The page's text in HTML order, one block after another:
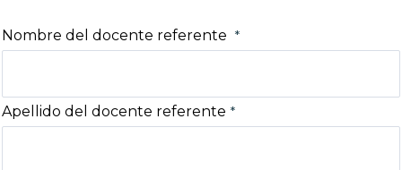
Nombre del docente referente
Apellido del docente referente